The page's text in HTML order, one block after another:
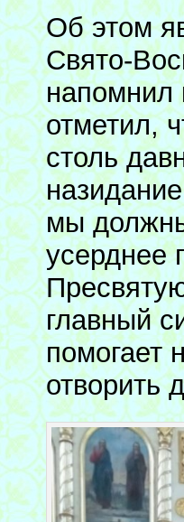
Об этом
Свято-
отметил,
столь
мы
усерднее
главный
помогает
отворить